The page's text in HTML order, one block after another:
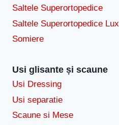
Saltele Superortopedice
Saltele Superortopedice Lux
Somiere
Usi glisante și scaune
Usi Dressing
Usi separatie
Scaune si Mese